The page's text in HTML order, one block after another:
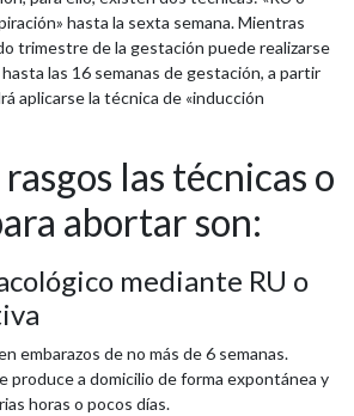
hasta la sexta semana. Mientras
trimestre de la gestación puede realizarse
las 16 semanas de gestación, a partir
aplicarse la técnica de «inducción
las técnicas o
abortar son:
mediante RU o
embarazos de no más de 6 semanas.
produce a domicilio de forma expontánea y
horas o pocos días.